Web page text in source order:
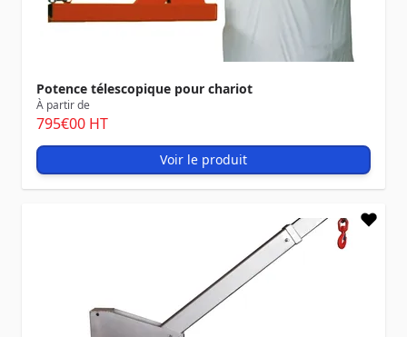
Potence télescopique pour chariot
À partir de
795€00 HT
Voir le produit